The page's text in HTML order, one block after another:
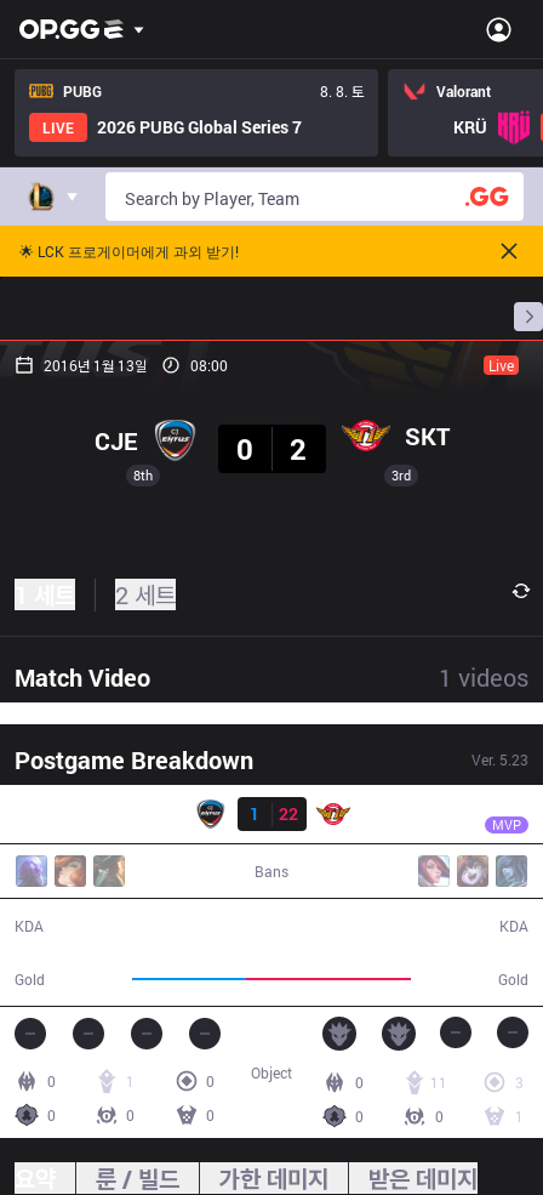
PUBG
8. 8. 토
LIVE
2026 PUBG Global Series 7
Valorant
KRÜ
🌟 LCK 프로게이머에게 과외 받기!
프로빌
2016년 1월 13일 08:00 Live
8th
CJE
0
2 SKT
3rd
2 세트
Match Video 1 videos
Postgame Breakdown Ver. 5.23
1
22 MVP
Bans
KDA
Gold Gold
KDA
0 1
0
0
0 0
0 11
3
0
0 1
Object
룬 / 빌드 가한 데미지 받은 데미지